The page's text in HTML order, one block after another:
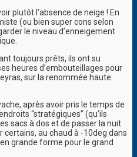
plutôt l’absence de neige ! En
(ou bien super cons selon
le niveau d’enneigement
toujours prêts, ils ont su
heures d’embouteillages pour
sur la renommée haute
après avoir pris le temps de
“stratégiques” (qu’ils
sacs à dos et de passer la nuit
certains, au chaud à -10deg dans
grande forme pour le grand